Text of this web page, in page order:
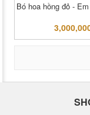
Bó hoa hồng đỏ -